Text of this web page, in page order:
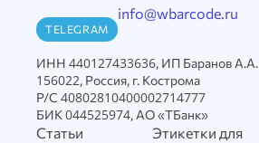
TELEGRAM
info@wbarcode.ru
ИНН 440127433636, ИП Баранов А.А.
156022, Россия, г. Кострома
Р/С 40802810400002714777
БИК 044525974, АО «ТБанк»
Статьи
Этикетки для